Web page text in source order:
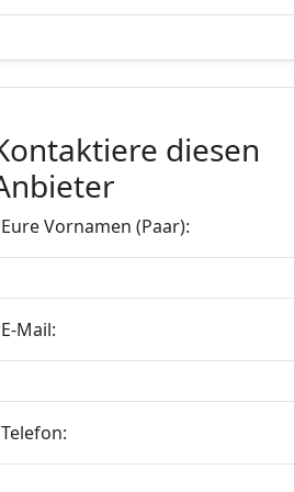
diesen
Vornamen (Paar):
Mail: